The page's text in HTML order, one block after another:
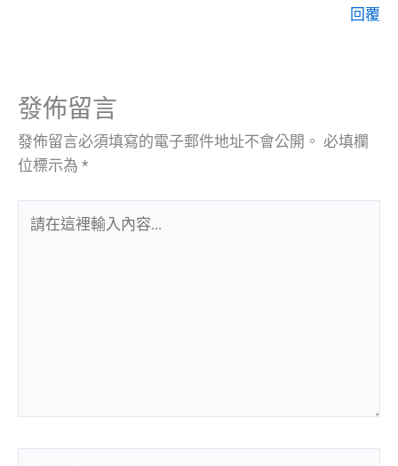
回覆
發佈留言
發佈留言必須填寫的電子郵件地址不會公開。 必填欄
位標示為 *
在